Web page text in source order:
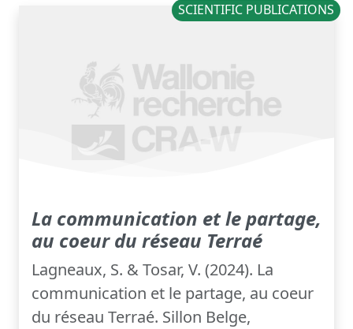
SCIENTIFIC PUBLICATIONS
La communication et le partage,
au coeur du réseau Terraé
Lagneaux, S. & Tosar, V. (2024). La
communication et le partage, au coeur
du réseau Terraé. Sillon Belge,